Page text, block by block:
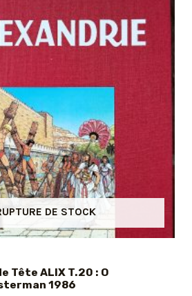
DE STOCK
Tête ALIX T.20 : O
1986